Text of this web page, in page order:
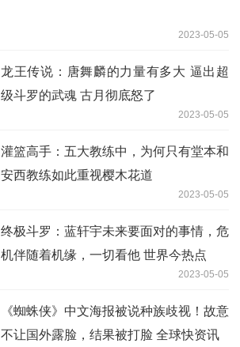
2023-05-05
龙王传说：唐舞麟的力量有多大 逼出超
级斗罗的武魂 古月彻底怒了
2023-05-05
灌篮高手：五大教练中，为何只有堂本和
安西教练如此重视樱木花道
2023-05-05
终极斗罗：蓝轩宇未来要面对的事情，危
机伴随着机缘，一切看他 世界今热点
2023-05-05
《蜘蛛侠》中文海报被说种族歧视！故意
不让国外露脸，结果被打脸 全球快资讯